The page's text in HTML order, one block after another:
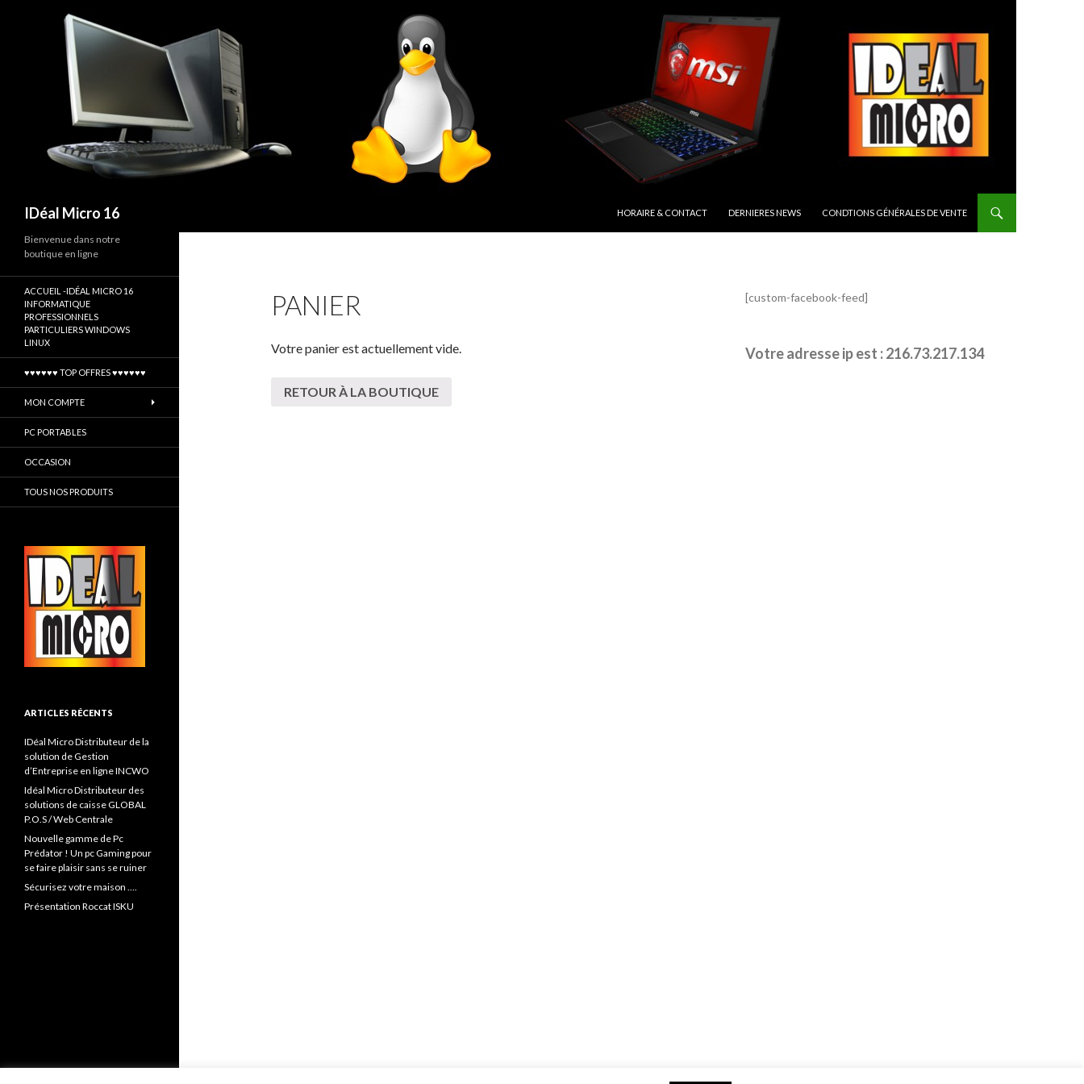
IDéal Micro 16
HORAIRE & CONTACT
DERNIERES NEWS CONDTIONS GÉNÉRALES DE VENTE
PANIER
Votre panier est actuellement vide.
RETOUR À LA BOUTIQUE
[custom-facebook-feed]
Votre adresse ip est : 216.73.217.134
Bienvenue dans notre
boutique en ligne
ACCUEIL -IDÉAL MICRO 16
INFORMATIQUE
PROFESSIONNELS
PARTICULIERS WINDOWS
LINUX
♥♥♥♥♥♥ TOP OFFRES ♥♥♥♥♥♥
MON COMPTE
PC PORTABLES
OCCASION
TOUS NOS PRODUITS
ARTICLES RÉCENTS
IDéal Micro Distributeur de la
solution de Gestion
d’Entreprise en ligne INCWO
Idéal Micro Distributeur des
solutions de caisse GLOBAL
P.O.S / Web Centrale
Nouvelle gamme de Pc
Prédator ! Un pc Gaming pour
se faire plaisir sans se ruiner
Sécurisez votre maison ….
Présentation Roccat ISKU